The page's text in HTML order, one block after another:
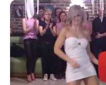
Grillgerichte:
Hähnchen,
Gemüse.
Fondue &